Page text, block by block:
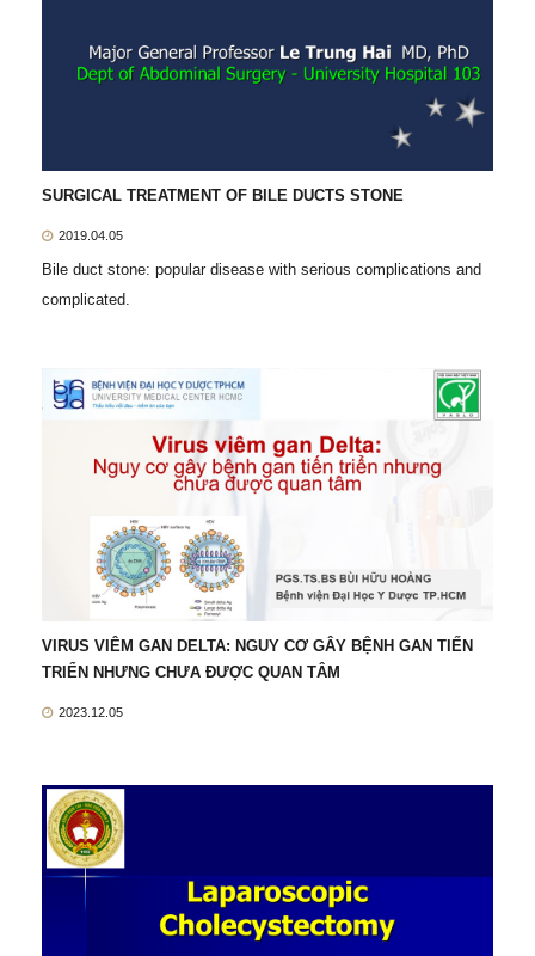
SURGICAL TREATMENT OF BILE DUCTS STONE
2019.04.05
Bile duct stone: popular disease with serious complications and
complicated.
VIRUS VIÊM GAN DELTA: NGUY CƠ GÂY BỆNH GAN TIẾN
TRIỂN NHƯNG CHƯA ĐƯỢC QUAN TÂM
2023.12.05